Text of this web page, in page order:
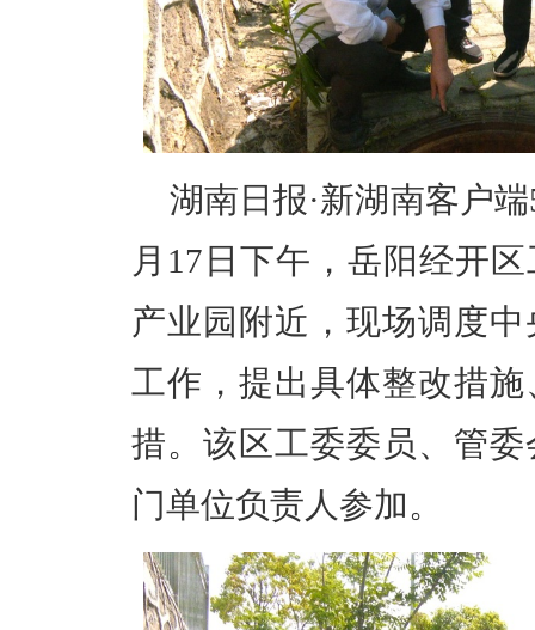
湖南日报·新湖南客户
月17日下午，岳阳经开
产业园附近，现场调度
工作，提出具体整改措
措。该区工委委员、管
门单位负责人参加。